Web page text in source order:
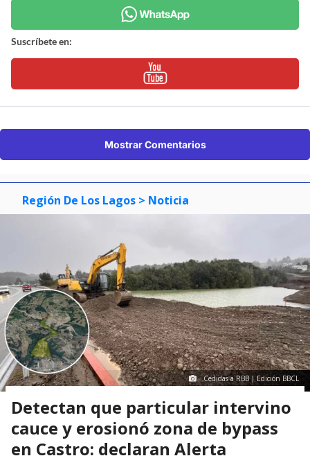
Suscríbete en:
Mostrar Comentarios
Región De Los Lagos > Noticia
Cedidas a RBB | Edición BBCL
Detectan que particular intervino
cauce y erosionó zona de bypass
en Castro: declaran Alerta